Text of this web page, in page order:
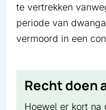
te vertrekken
periode van
vermoord in een
Recht doen
Hoewel er kort na